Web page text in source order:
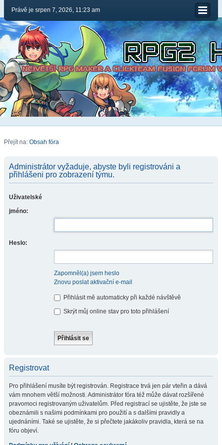
Právě je srpen 7, 2026, 11:23 am
Přejít na: Obsah fóra
Administrátor vyžaduje, abyste byli registrováni a
přihlášeni pro zobrazení týmu.
Uživatelské
jméno:
Heslo:
Zapomněl(a) jsem heslo
Znovu poslat aktivační e-mail
Přihlásit mě automaticky při každé návštěvě
Skrýt můj online stav pro toto přihlášení
Registrovat
Pro přihlášení musíte být registrován. Registrace trvá jen pár vteřin a dává
vám mnohem větší možnosti. Administrátor fóra též může dávat rozšířené
pravomoci registrovaným uživatelům. Před registrací se ujistěte, že jste se
obeznámili s našimi podmínkami pro použití a s dalšími pravidly a
ujednáními. Také se ujistěte, že si přečtete jakákoliv pravidla, která se na
fóru objeví.